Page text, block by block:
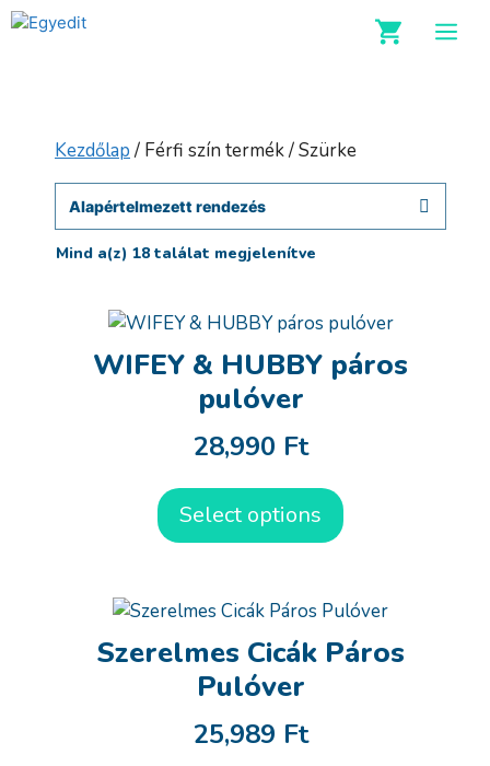
Kilépés
Kezdőlap/ Férfi szín termék / Szürke
Mind a(z) 18 találat megjelenítve
WIFEY & HUBBY páros
pulóver
28,990 Ft
Select options
Szerelmes Cicák Páros
Pulóver
25,989 Ft